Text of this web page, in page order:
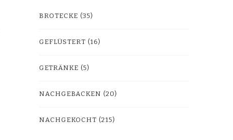
BROTECKE (35)
GEFLÜSTERT (16)
GETRÄNKE (5)
NACHGEBACKEN (20)
NACHGEKOCHT (215)